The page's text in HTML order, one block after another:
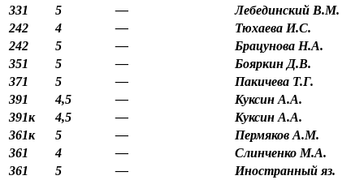
331
5 —
Лебединский В.М.
242
4 —
Тюхаева И.С.
242
5 —
Брацунова Н.А.
351
5 —
Бояркин Д.В.
371
5 —
Пакичева Т.Г.
391
4,5 —
Куксин А.А.
391к
4,5 —
Куксин А.А.
361к
5 —
Пермяков А.М.
361
4 —
Слинченко М.А.
361
5 —
Иностранный яз.